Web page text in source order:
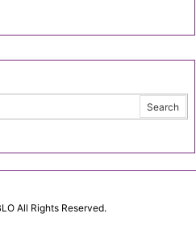
All Rights Reserved.